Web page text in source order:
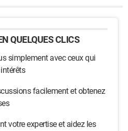
QUELQUES CLICS
simplement avec ceux qui
facilement et obtenez
votre expertise et aidez les